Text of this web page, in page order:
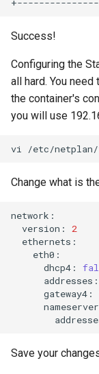
Success!
Configuring the
all hard. You
the container's
you will use
vi
Change what is
version:
2
dhcp4:
addresses:
gateway4:
Save your